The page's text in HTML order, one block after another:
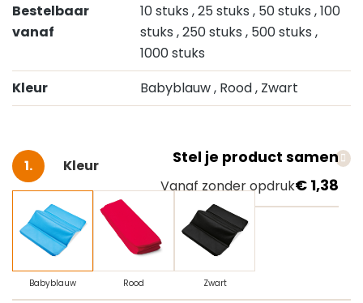
Bestelbaar
vanaf
10 stuks , 25 stuks , 50 stuks , 100
stuks , 250 stuks , 500 stuks ,
1000 stuks
Kleur
Babyblauw, Rood, Zwart
Stel je product samen
Vanaf zonder opdruk€ 1,38
Selecteer
Kleur
Babyblauw Rood Zwart